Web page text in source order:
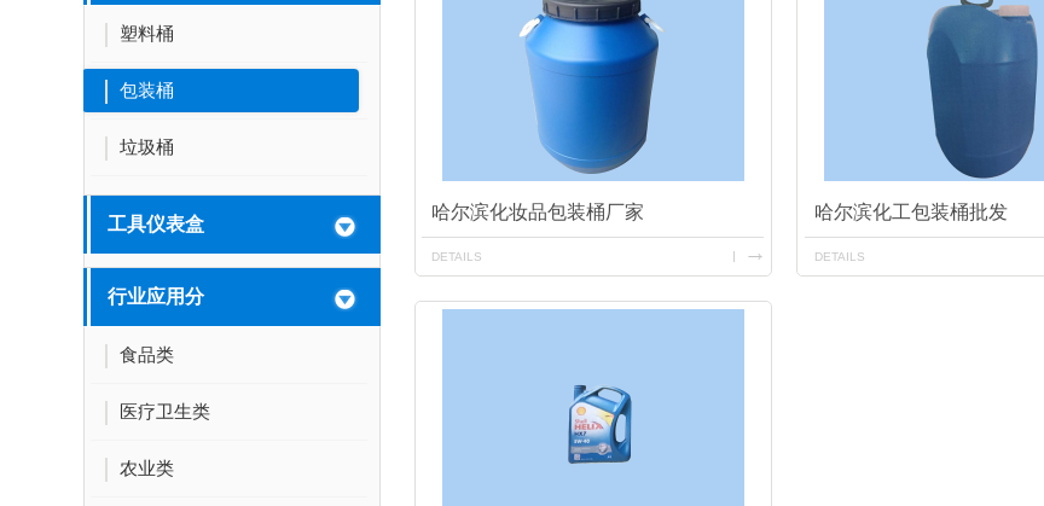
塑料桶
包装桶
垃圾桶
工具仪表盒
行业应用分
食品类
医疗卫生类
农业类
哈尔滨化妆品包装桶厂家
DETAILS
哈尔滨化工包装桶批发
DETAILS